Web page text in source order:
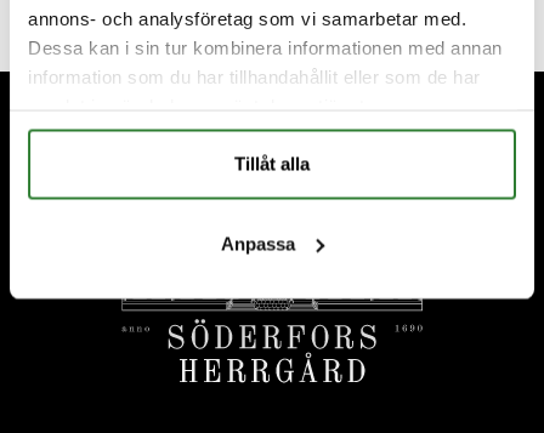
annons- och analysföretag som vi samarbetar med.
Dessa kan i sin tur kombinera informationen med annan
information som du har tillhandahållit eller som de har
Tillåt alla
Anpassa
Footer